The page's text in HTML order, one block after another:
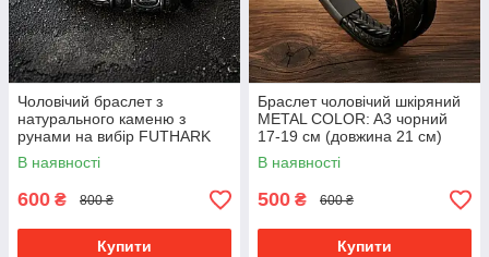
Чоловічий браслет з
натурального каменю з
рунами на вибір FUTHARK
преміум якість
В наявності
600 ₴ 800 ₴
Купити
Браслет чоловічий шкіряний
METAL COLOR: A3 чорний
17-19 см (довжина 21 см)
В наявності
500 ₴ 600 ₴
Купити